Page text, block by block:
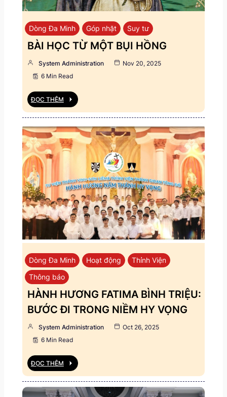
Dòng Đa Minh Góp nhặt Suy tư
BÀI HỌC TỪ MỘT BỤI HỒNG
System Administration
Nov 20, 2025
6 Min Read
ĐỌC THÊM
Dòng Đa Minh Hoạt động
Thỉnh Viện
Thông báo
HÀNH HƯƠNG FATIMA BÌNH TRIỆU:
BƯỚC ĐI TRONG NIỀM HY VỌNG
System Administration
Oct 26, 2025
6 Min Read
ĐỌC THÊM